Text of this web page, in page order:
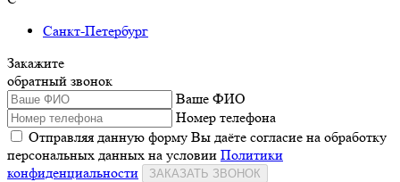
Санкт-Петербург
Закажите
обратный звонок
Ваше ФИО
Номер телефона
Отправляя данную форму Вы даёте согласие на обработку
персональных данных на условии Политики
конфиденциальности
ЗАКАЗАТЬ ЗВОНОК